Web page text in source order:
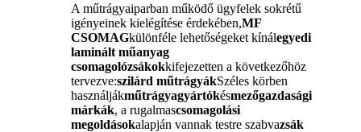
A műtrágyaiparban működő ügyfelek sokrétű
igényeinek kielégítése érdekében,MF
CSOMAGkülönféle lehetőségeket kínálegyedi
laminált műanyag
csomagolózsákokkifejezetten a következőhöz
tervezve:szilárd műtrágyákSzéles körben
használjákműtrágyagyártókésmezőgazdasági
márkák, a rugalmascsomagolási
megoldásokalapján vannak testre szabvazsák